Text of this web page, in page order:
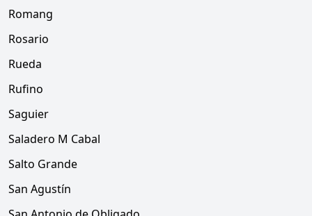
Romang
Rosario
Rueda
Rufino
Saguier
Saladero M Cabal
Salto Grande
San Agustín